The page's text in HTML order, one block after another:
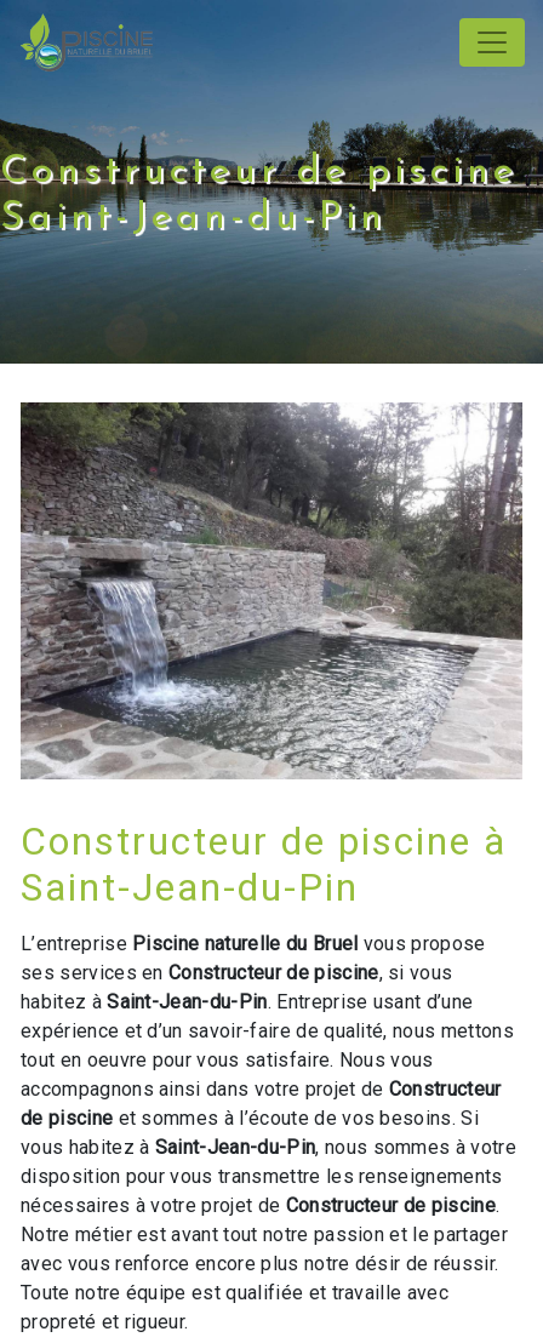
Panneau de gestion des cookies
Constructeur de piscine
Saint-Jean-du-Pin
Constructeur de piscine à
Saint-Jean-du-Pin
L’entreprise Piscine naturelle du Bruel vous propose
ses services enConstructeur de piscine, si vous
habitez àSaint-Jean-du-Pin. Entreprise usant d’une
expérience et d’un savoir-faire de qualité, nous mettons
tout en oeuvre pour vous satisfaire. Nous vous
accompagnons ainsi dans votre projet de Constructeur
de piscine et sommes à l’écoute de vos besoins. Si
vous habitez à Saint-Jean-du-Pin, nous sommes à votre
disposition pour vous transmettre les renseignements
nécessaires à votre projet de Constructeur de piscine.
Notre métier est avant tout notre passion et le partager
avec vous renforce encore plus notre désir de réussir.
Toute notre équipe est qualifiée et travaille avec
propreté et rigueur.